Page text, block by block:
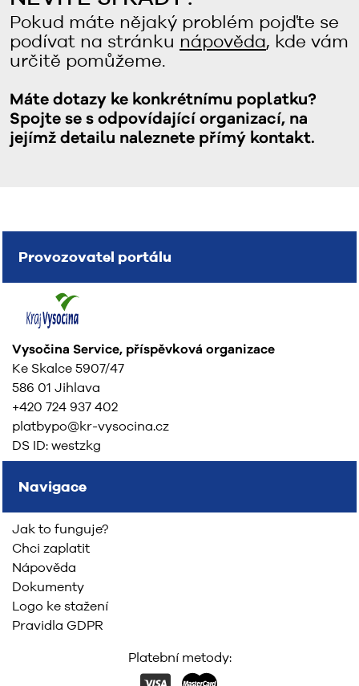
Pokud máte nějaký problém pojďte se
podívat na stránku nápověda, kde vám
určitě pomůžeme.
Máte dotazy ke konkrétnímu poplatku?
Spojte se s odpovídající organizací, na
jejímž detailu naleznete přímý kontakt.
Provozovatel portálu
Vysočina Service, příspěvková organizace
Ke Skalce 5907/47
586 01 Jihlava
+420 724 937 402
platbypo@kr-vysocina.cz
DS ID: westzkg
Navigace
Jak to funguje?
Chci zaplatit
Nápověda
Dokumenty
Logo ke stažení
Pravidla GDPR
Platební metody: